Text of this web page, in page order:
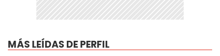
MÁS LEÍDAS DE PERFIL